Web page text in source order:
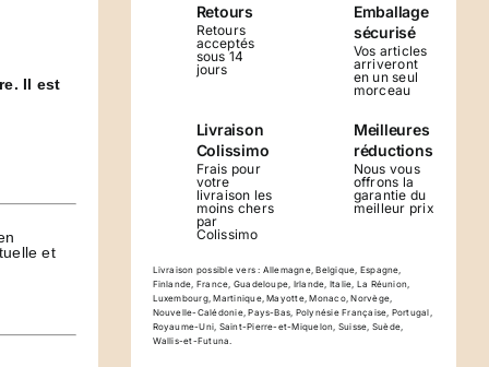
Il est
et
Retours
Retours
acceptés
sous 14
jours
Emballage
sécurisé
Vos articles
arriveront
en un seul
morceau
Livraison
Colissimo
Frais pour
votre
livraison les
moins chers
par
Colissimo
Meilleures
réductions
Nous vous
offrons la
garantie du
meilleur prix
Livraison possible vers : Allemagne, Belgique, Espagne,
Finlande, France, Guadeloupe, Irlande, Italie, La Réunion,
Luxembourg, Martinique, Mayotte, Monaco, Norvège,
Nouvelle-Calédonie, Pays-Bas, Polynésie Française, Portugal,
Royaume-Uni, Saint-Pierre-et-Miquelon, Suisse, Suède,
Wallis-et-Futuna.